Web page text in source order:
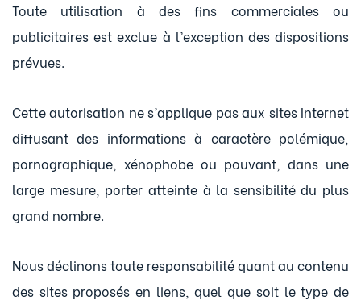
Toute utilisation à des fins commerciales ou
publicitaires est exclue à l’exception des dispositions
prévues.
Cette autorisation ne s’applique pas aux sites Internet
diffusant des informations à caractère polémique,
pornographique, xénophobe ou pouvant, dans une
large mesure, porter atteinte à la sensibilité du plus
grand nombre.
Nous déclinons toute responsabilité quant au contenu
des sites proposés en liens, quel que soit le type de